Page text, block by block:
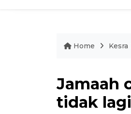
Home Kesra
Jamaah
tidak